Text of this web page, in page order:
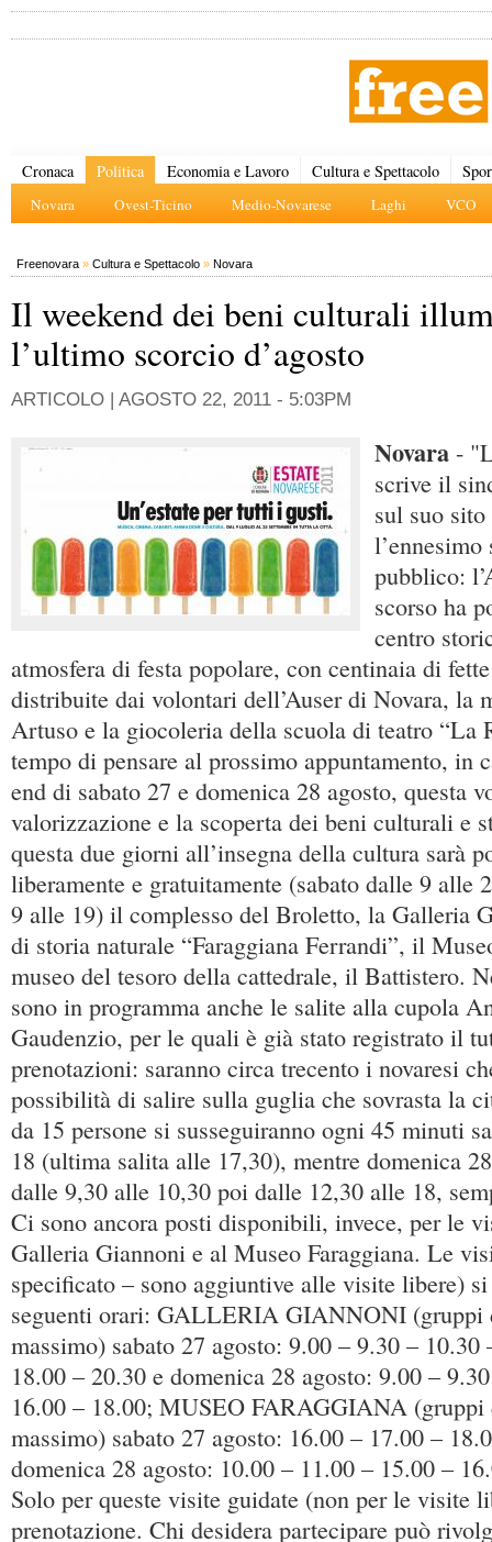
Cronaca Politica
Novara Ovest-Ticino Medio-Novarese Laghi VCO
Economia e Lavoro Cultura e Spettacolo
Freenovara » Cultura e Spettacolo » Novara
Il weekend dei beni culturali
l’ultimo scorcio d’agosto
ARTICOLO | AGOSTO 22, 2011 - 5:03PM
Novara -
scrive il
sul suo
l’ennesimo
pubblico:
scorso ha
centro
atmosfera di festa popolare, con centinaia di
distribuite dai volontari dell’Auser di Novara, la
Artuso e la giocoleria della scuola di teatro “La
tempo di pensare al prossimo appuntamento, in
end di sabato 27 e domenica 28 agosto, questa
valorizzazione e la scoperta dei beni culturali e
questa due giorni all’insegna della cultura sarà
liberamente e gratuitamente (sabato dalle 9 alle
9 alle 19) il complesso del Broletto, la Galleria
di storia naturale “Faraggiana Ferrandi”, il
museo del tesoro della cattedrale, il Battistero.
sono in programma anche le salite alla cupola
Gaudenzio, per le quali è già stato registrato il
prenotazioni: saranno circa trecento i novaresi
possibilità di salire sulla guglia che sovrasta la
da 15 persone si susseguiranno ogni 45 minuti
18 (ultima salita alle 17,30), mentre domenica
dalle 9,30 alle 10,30 poi dalle 12,30 alle 18,
Ci sono ancora posti disponibili, invece, per le
Galleria Giannoni e al Museo Faraggiana. Le
specificato – sono aggiuntive alle visite libere)
seguenti orari: GALLERIA GIANNONI (gruppi
massimo) sabato 27 agosto: 9.00 – 9.30 – 10.30
18.00 – 20.30 e domenica 28 agosto: 9.00 –
16.00 – 18.00; MUSEO FARAGGIANA (gruppi
massimo) sabato 27 agosto: 16.00 – 17.00 –
domenica 28 agosto: 10.00 – 11.00 – 15.00 –
Solo per queste visite guidate (non per le visite
prenotazione. Chi desidera partecipare può